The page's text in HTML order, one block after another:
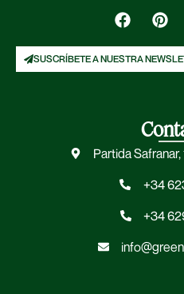
SUSCRÍBETE A NUESTRA
Partida
+34
+34